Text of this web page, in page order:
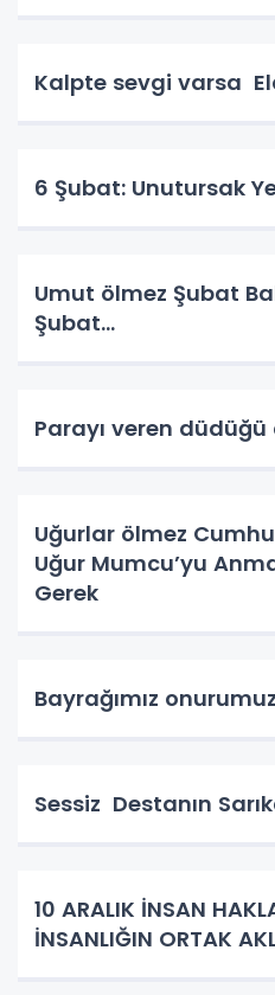
Kalpte sevgi varsa
6 Şubat: Unutursak
Umut ölmez Şubat Baharın Müjdecisi
Şubat…
Parayı veren
Uğurlar ölmez
Uğur Mumcu’yu
Gerek
Bayrağımız
Sessiz Destanın
10 ARALIK İNSAN
İNSANLIĞIN ORTAK